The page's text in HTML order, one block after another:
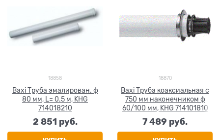
18858
Baxi Труба эмалирован. ф
80 мм, L= 0.5 м, KHG
714018210
2 851 руб.
18870
Baxi Труба коаксиальная с
750 мм наконечником ф
60/100 мм, KHG 714101810
7 489 руб.